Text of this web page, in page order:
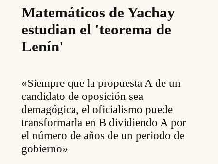
Matemáticos de Yachay
estudian el 'teorema de
Lenín'
«Siempre que la propuesta A de un
candidato de oposición sea
demagógica, el oficialismo puede
transformarla en B dividiendo A por
el número de años de un periodo de
gobierno»